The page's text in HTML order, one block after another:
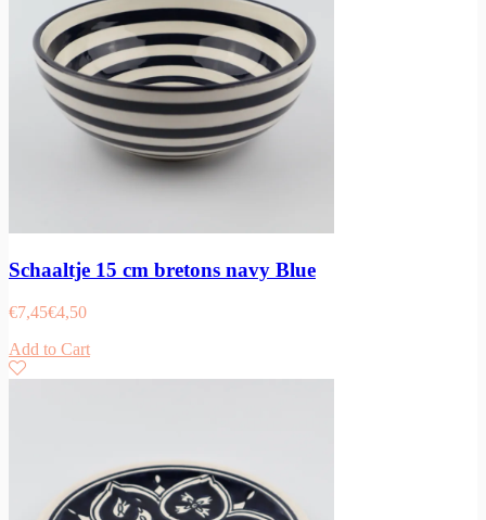
Schaaltje 15 cm bretons navy Blue
€7,45€4,50
Add to Cart